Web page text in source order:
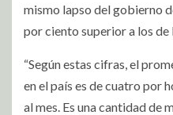
mismo lapso del gobierno
por ciento superior a los
“Según estas cifras, el
en el país es de cuatro por
al mes. Es una cantidad de